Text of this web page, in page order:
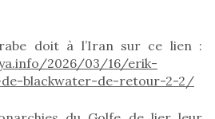
doit à l’Iran sur ce lien :
2026/03/16/erik-
blackwater-de-retour-2-2/